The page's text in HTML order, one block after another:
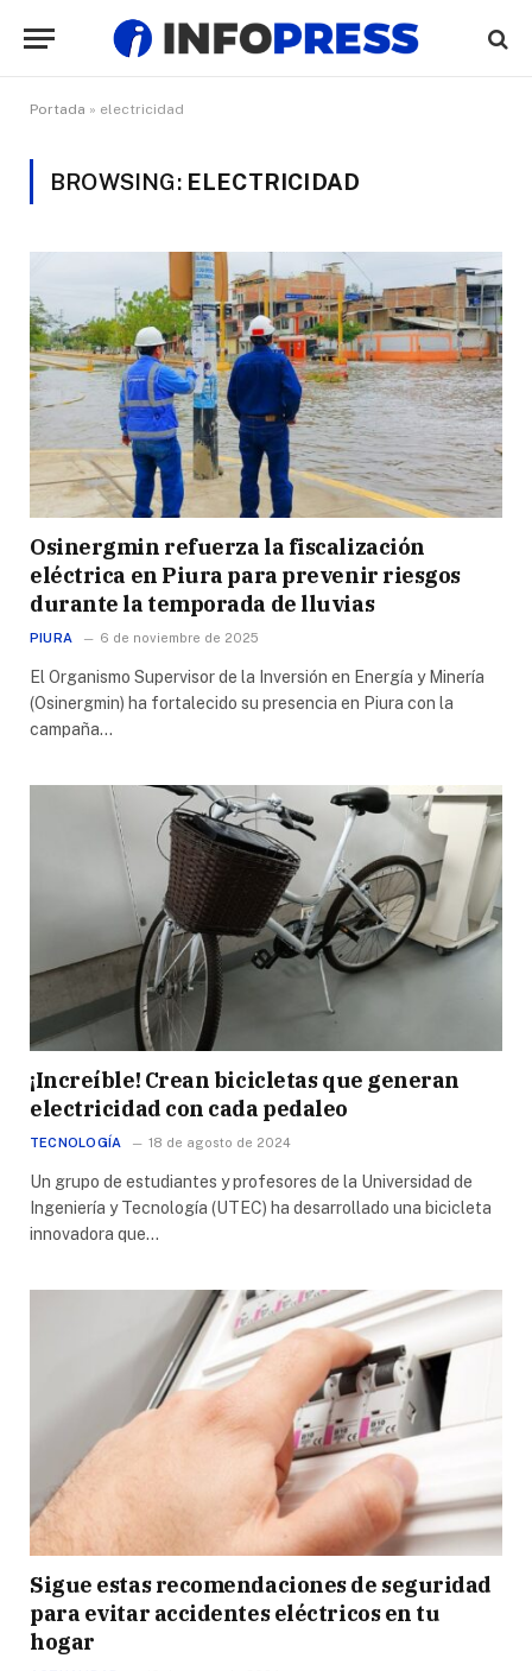
Portada » electricidad
BROWSING: ELECTRICIDAD
Osinergmin refuerza la fiscalización
eléctrica en Piura para prevenir riesgos
durante la temporada de lluvias
PIURA 6 de noviembre de 2025
El Organismo Supervisor de la Inversión en Energía y Minería
(Osinergmin) ha fortalecido su presencia en Piura con la
campaña…
¡Increíble! Crean bicicletas que generan
electricidad con cada pedaleo
TECNOLOGÍA 18 de agosto de 2024
Un grupo de estudiantes y profesores de la Universidad de
Ingeniería y Tecnología (UTEC) ha desarrollado una bicicleta
innovadora que…
Sigue estas recomendaciones de seguridad
para evitar accidentes eléctricos en tu
hogar